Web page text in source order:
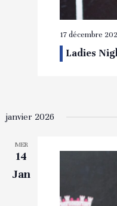
17 décembre
Ladies
janvier 2026
MER
14
Jan